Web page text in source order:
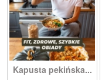
Kapusta pekińska...